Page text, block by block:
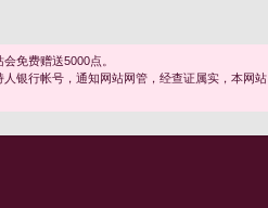
免费赠送5000点。
银行帐号，通知网站网管，经查证属实，本网站